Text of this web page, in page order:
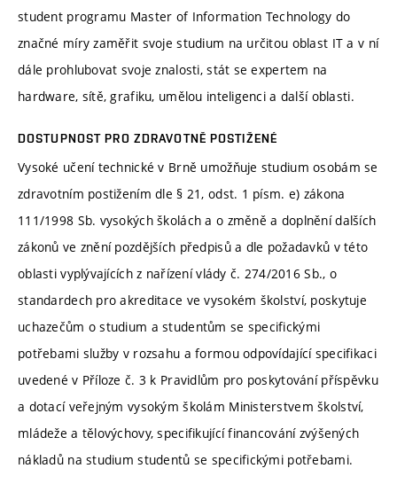
student programu Master of Information Technology do
značné míry zaměřit svoje studium na určitou oblast IT a v ní
dále prohlubovat svoje znalosti, stát se expertem na
hardware, sítě, grafiku, umělou inteligenci a další oblasti.
DOSTUPNOST PRO ZDRAVOTNĚ POSTIŽENÉ
Vysoké učení technické v Brně umožňuje studium osobám se
zdravotním postižením dle § 21, odst. 1 písm. e) zákona
111/1998 Sb. vysokých školách a o změně a doplnění dalších
zákonů ve znění pozdějších předpisů a dle požadavků v této
oblasti vyplývajících z nařízení vlády č. 274/2016 Sb., o
standardech pro akreditace ve vysokém školství, poskytuje
uchazečům o studium a studentům se specifickými
potřebami služby v rozsahu a formou odpovídající specifikaci
uvedené v Příloze č. 3 k Pravidlům pro poskytování příspěvku
a dotací veřejným vysokým školám Ministerstvem školství,
mládeže a tělovýchovy, specifikující financování zvýšených
nákladů na studium studentů se specifickými potřebami.